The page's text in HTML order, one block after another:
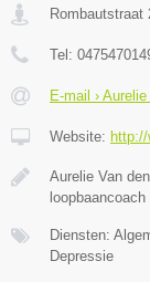
Rombautstraat
Tel:
E-mail ›
Website:
Aurelie Van
Diensten:
Depressie